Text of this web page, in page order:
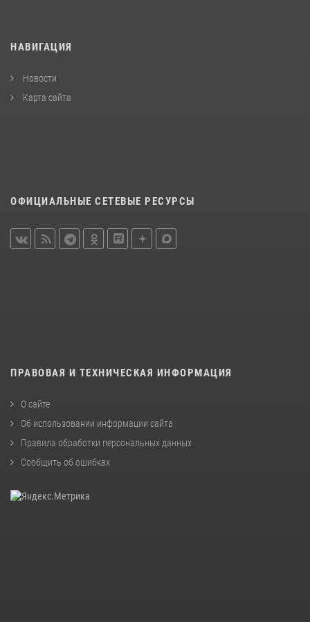
НАВИГАЦИЯ
Новости
Карта сайта
ОФИЦИАЛЬНЫЕ СЕТЕВЫЕ РЕСУРСЫ
ПРАВОВАЯ И ТЕХНИЧЕСКАЯ ИНФОРМАЦИЯ
О сайте
Об использовании информации сайта
Правила обработки персональных данных
Сообщить об ошибках